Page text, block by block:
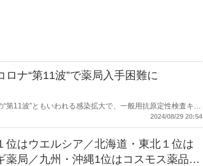
ロナ“第11波”で薬局入手困難に
第11波”ともいわれる感染拡大で、一般用抗原定性検査キッ
し、不足解消に向けた措置を要望した。
2024/08/29 20:54
位はウエルシア／北海道・東北１位は
局／九州・沖縄1位はコスモス薬品／